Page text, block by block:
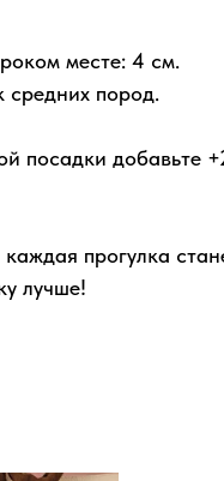
месте: 4 см.
средних пород.
посадки добавьте
прогулка
лучше!